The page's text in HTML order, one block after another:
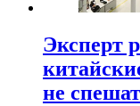
Эксперт
не